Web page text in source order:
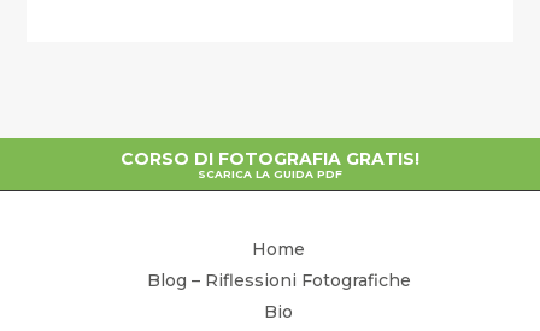
CORSO DI FOTOGRAFIA GRATIS!
SCARICA LA GUIDA PDF
Home
Blog – Riflessioni Fotografiche
Bio